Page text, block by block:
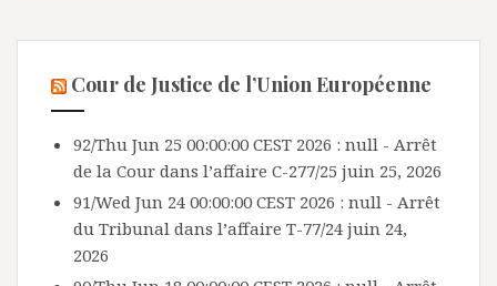
Cour de Justice de l’Union Européenne
92/Thu Jun 25 00:00:00 CEST 2026 : null - Arrêt
de la Cour dans l’affaire C-277/25 juin 25, 2026
91/Wed Jun 24 00:00:00 CEST 2026 : null - Arrêt
du Tribunal dans l’affaire T-77/24 juin 24,
2026